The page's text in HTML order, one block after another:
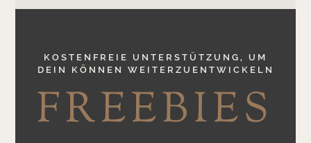
KOSTENFREIE UNTERSTÜTZUNG, UM
DEIN KÖNNEN WEITERZUENTWICKELN
FREEBIES